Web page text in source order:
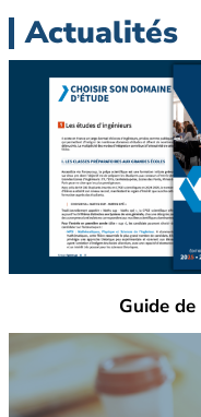
Actualités
Guide